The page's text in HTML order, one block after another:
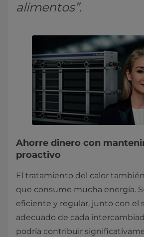
alimentos”.
Ahorre dinero con
proactivo
El tratamiento del calor
que consume mucha energía.
eficiente y regular, junto con el
adecuado de cada
podría contribuir